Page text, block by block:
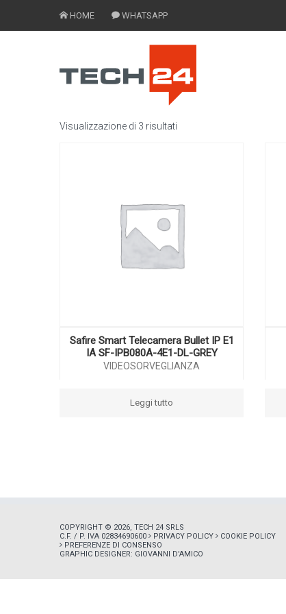
HOME WHATSAPP
Visualizzazione di 3 risultati
Safire Smart Telecamera Bullet IP E1
IA SF-IPB080A-4E1-DL-GREY
VIDEOSORVEGLIANZA
Leggi tutto
COPYRIGHT © 2026, TECH 24 SRLS
C.F. / P. IVA 02834690600
PRIVACY POLICY
COOKIE POLICY
PREFERENZE DI CONSENSO
GRAPHIC DESIGNER: GIOVANNI D'AMICO